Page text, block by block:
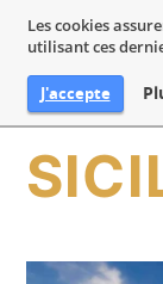
Les cookies
utilisant ces
J'accepte